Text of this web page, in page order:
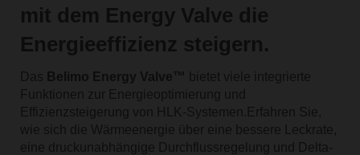
mit dem Energy Valve die
Energieeffizienz steigern.
Das Belimo Energy Valve™ bietet viele integrierte
Funktionen zur Energieoptimierung und
Effizienzsteigerung von HLK-Systemen.Erfahren Sie,
wie sich die Wärmeenergie über eine bessere Leckrate,
eine druckunabhängige Durchflussregelung und Delta-